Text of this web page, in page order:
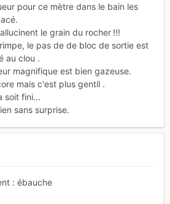
pour ce mètre dans le bain les
le grain du rocher !!!
le pas de de bloc de sortie est
au clou .
magnifique est bien gazeuse.
mais c'est plus gentil .
soit fini...
sans surprise.
ébauche